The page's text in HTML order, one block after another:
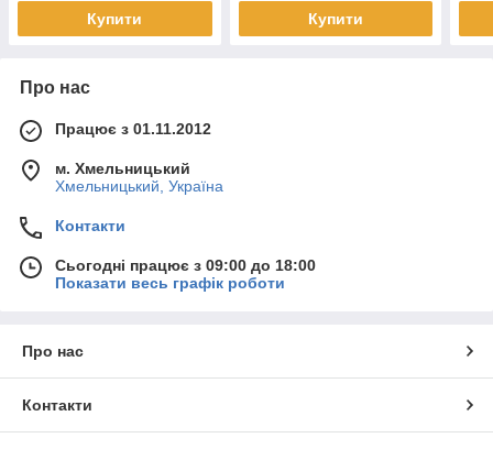
Купити Купити
Про нас
Працює з 01.11.2012
м. Хмельницький
Хмельницький, Україна
Контакти
Сьогодні працює з 09:00 до 18:00
Показати весь графік роботи
Про нас
Контакти